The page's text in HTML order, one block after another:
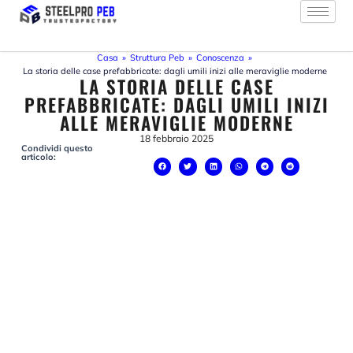
contenuto
Casa » Struttura Peb » Conoscenza »
La storia delle case prefabbricate: dagli umili inizi alle meraviglie moderne
LA STORIA DELLE CASE
PREFABBRICATE: DAGLI UMILI INIZI
ALLE MERAVIGLIE MODERNE
18 febbraio 2025
Condividi questo
articolo: